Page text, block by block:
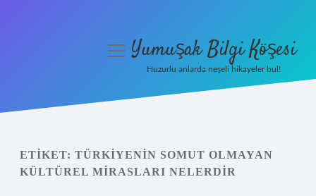
Yasal Uyarı
menüyüYumuşak Bilgi Köşesi
Huzurlu anlarda neşeli hikayeler bul!
ETIKET: TÜRKIYENIN SOMUT OLMAYAN
KÜLTÜREL MIRASLARI NELERDIR